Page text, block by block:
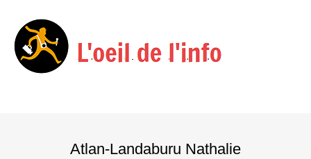
Atlan-Landaburu Nathalie